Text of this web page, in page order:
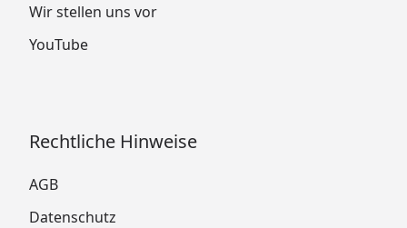
Wir stellen uns vor
YouTube
Rechtliche Hinweise
AGB
Datenschutz